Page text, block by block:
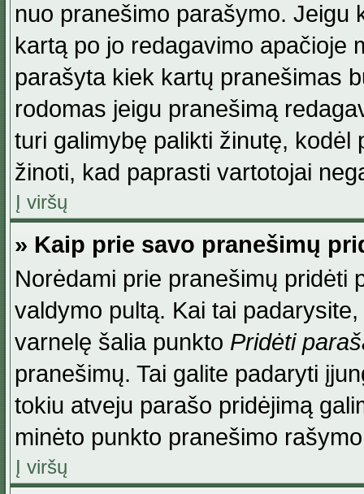
nuo pranešimo parašymo. Jeigu
kartą po jo redagavimo apačioje
parašyta kiek kartų pranešimas
rodomas jeigu pranešimą
turi galimybę palikti žinutę, kodėl
žinoti, kad paprasti vartotojai
Į viršų
» Kaip prie savo pranešimų
Norėdami prie pranešimų pridėti
valdymo pultą. Kai tai
varnelę šalia punkto Pridėti
pranešimų. Tai galite padaryti
tokiu atveju parašo pridėjimą
minėto punkto pranešimo
Į viršų